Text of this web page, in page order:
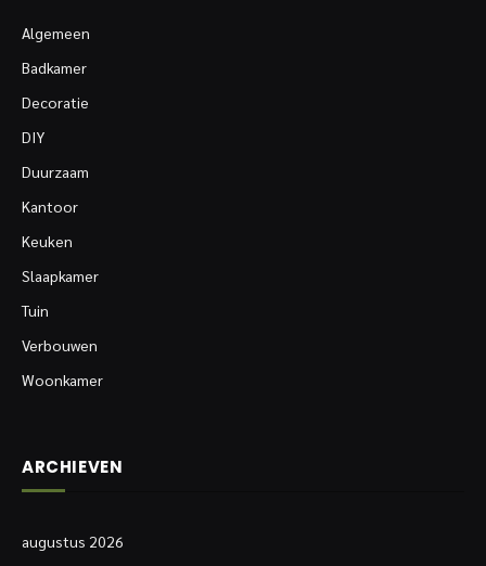
Algemeen
Badkamer
Decoratie
DIY
Duurzaam
Kantoor
Keuken
Slaapkamer
Tuin
Verbouwen
Woonkamer
ARCHIEVEN
augustus 2026